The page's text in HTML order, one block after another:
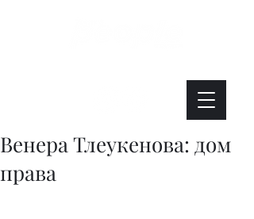
Венера Тлеукенова: дом
права